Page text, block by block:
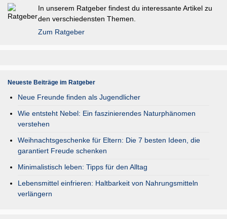
In unserem Ratgeber findest du interessante Artikel zu
den verschiedensten Themen.
Zum Ratgeber
Neueste Beiträge im Ratgeber
Neue Freunde finden als Jugendlicher
Wie entsteht Nebel: Ein faszinierendes Naturphänomen
verstehen
Weihnachtsgeschenke für Eltern: Die 7 besten Ideen, die
garantiert Freude schenken
Minimalistisch leben: Tipps für den Alltag
Lebensmittel einfrieren: Haltbarkeit von Nahrungsmitteln
verlängern